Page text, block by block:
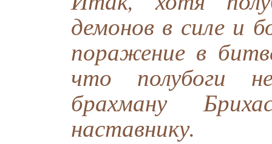
демонов в силе и
поражение в
что полубоги
брахману
наставнику.